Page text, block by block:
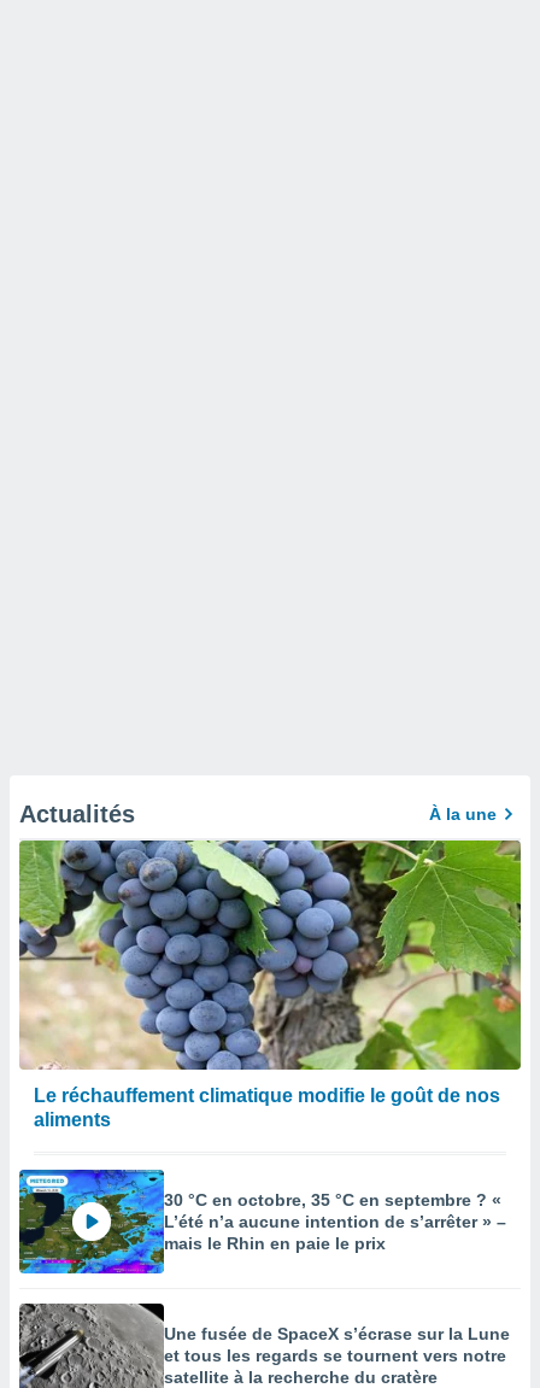
Actualités À la une
Le réchauffement climatique modifie le goût de nos
aliments
30 °C en octobre, 35 °C en septembre ? «
L’été n’a aucune intention de s’arrêter » –
mais le Rhin en paie le prix
Une fusée de SpaceX s’écrase sur la Lune
et tous les regards se tournent vers notre
satellite à la recherche du cratère